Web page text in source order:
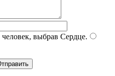
выбрав Сердце.